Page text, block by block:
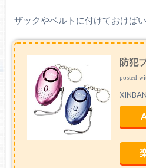
ザックやベルトに付けておけば
防犯
posted
XINBAN